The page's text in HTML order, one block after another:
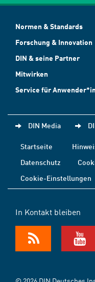
Normen & Standards
Forschung & Innovation
DIN & seine Partner
Mitwirken
Service für
DIN Media
Startseite
Datenschutz
Cookie-Einstellungen
In Kontakt bleiben